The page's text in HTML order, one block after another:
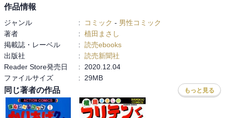
作品情報
ジャンル : コミック - 男性コミック
著者
: 植田まさし
掲載誌・レーベル
: 読売ebooks
出版社
: 読売新聞社
Reader Store発売日
:
2020.12.04
ファイルサイズ
: 29MB
同じ著者の作品 もっと見る